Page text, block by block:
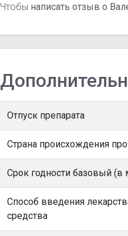
Чтобы написать отзыв о
Отпуск препарата
Страна происхождения
Срок годности базовый (в
Способ введения
средства